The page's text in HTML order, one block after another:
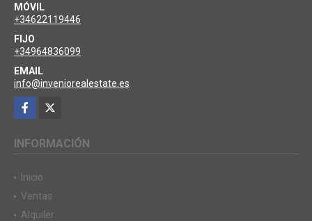
MÓVIL
+34622119446
FIJO
+34964836099
EMAIL
info@inveniorealestate.es
Facebook
INFORMACIÓN
Inicio
Ventas
Alquiler